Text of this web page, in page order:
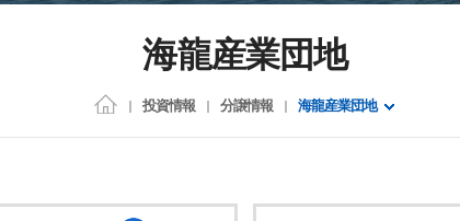
海龍産業団地
投資情報 分譲情報 海龍産業団地